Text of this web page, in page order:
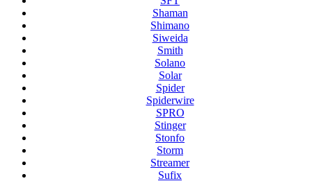
Shaman
Shimano
Siweida
Smith
Solano
Solar
Spider
Spiderwire
SPRO
Stinger
Stonfo
Storm
Streamer
Sufix